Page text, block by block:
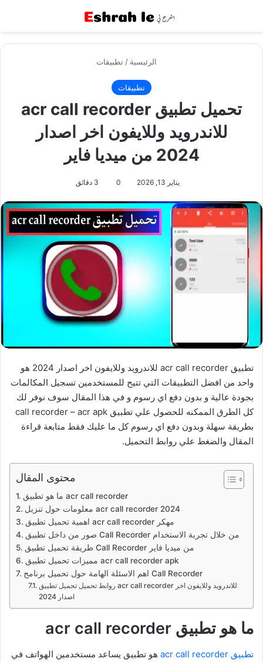
الرئيسية / تطبيقات
تطبيقات
تحميل تطبيق acr call recorder
للاندرويد وللايفون اخر اصدار
2024 من ميديا فاير
يناير 13, 2026 0
تطبيق acr call recorder للاندرويد وللايفون اخر اصدار 2024 هو
واحد من افضل التطبيقات التي تتيح للمستخدمين تسجيل المكالمات
بجودة عالية و بدون دفع اي رسوم و في هذا المقال سوف نوفر لك
كل الطرق الممكنه للحصول علي تطبيق call recorder – acr apk
بطريقة سهلة وبدون دفع اي رسوم كل ما عليك فقط متابعة قراءة
المقال والضغط علي روابط التحميل.
محتوى المقال
ما هو تطبيق acr call recorder
معلومات حول تنزيل acr call recorder 2024
اهمية تحميل تطبيق acr call recorder مهكر
صور من داخل تطبيق Call Recorder من خلال تجربة الاستخدام
طريقة تحميل تطبيق Call Recorder من ميديا فاير
مميزات تحميل تطبيق acr call recorder apk
اهم الاسئلة الهامة حول تحميل برنامج Call Recorder
روابط تحميل تحميل تطبيق acr call recorder للاندرويد وللايفون اخر
اصدار 2024
ما هو تطبيق acr call recorder
تطبيق acr call recorder
هو تطبيق يساعد مستخدمين الهواتف في